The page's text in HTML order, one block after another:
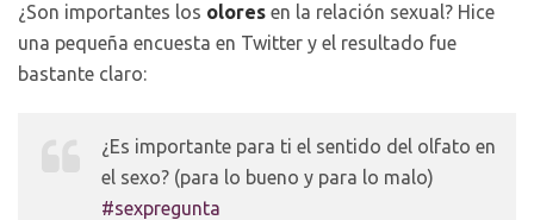
¿Son importantes los olores en la relación sexual? Hice
una pequeña encuesta en Twitter y el resultado fue
bastante claro:
¿Es importante para ti el sentido del olfato en
el sexo? (para lo bueno y para lo malo)
#sexpregunta